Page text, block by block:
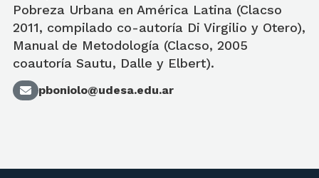
Pobreza Urbana en América Latina (Clacso
2011, compilado co-autoría Di Virgilio y Otero),
Manual de Metodología (Clacso, 2005
coautoría Sautu, Dalle y Elbert).
pboniolo@udesa.edu.ar